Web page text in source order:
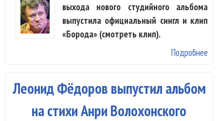
выхода нового студийного альбома
выпустила официальный сингл и клип
«Борода» (смотреть клип).
Подробнее
Леонид Фёдоров выпустил альбом
на стихи Анри Волохонского